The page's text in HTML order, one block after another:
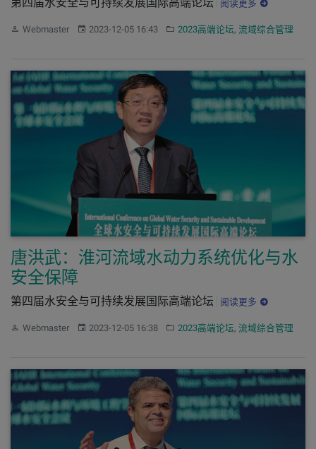
阅读更多
作者：
Webmaster 发布：2023-12-05 16:43 分类：
2023高端论坛, 流域综合管理
唐洪武：淮河流域水动力系统优化与水
安全保障
第四届水安全与可持续发展国际高端论坛 阅读更多
作者：
Webmaster 发布：2023-12-05 16:38 分类：
2023高端论坛, 流域综合管理